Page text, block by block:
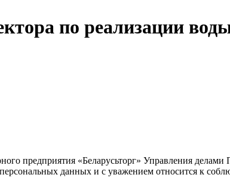
по реализации
предприятия «Беларусьторг» Управления делами
данных и с уважением относится к